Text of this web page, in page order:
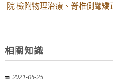
院 檢附物理治療、脊椎側彎
相關知識
2021-06-25